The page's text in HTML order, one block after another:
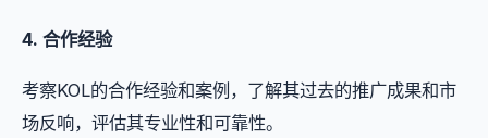
4. 合作经验
考察KOL的合作经验和案例，了解其过去的推广成果和市
场反响，评估其专业性和可靠性。